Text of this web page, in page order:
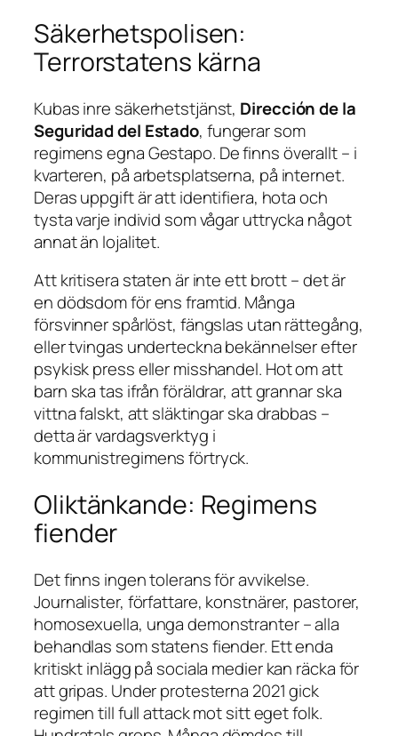
Säkerhetspolisen:
Terrorstatens kärna
Kubas inre säkerhetstjänst, Dirección de la
Seguridad del Estado, fungerar som
regimens egna Gestapo. De finns överallt – i
kvarteren, på arbetsplatserna, på internet.
Deras uppgift är att identifiera, hota och
tysta varje individ som vågar uttrycka något
annat än lojalitet.
Att kritisera staten är inte ett brott – det är
en dödsdom för ens framtid. Många
försvinner spårlöst, fängslas utan rättegång,
eller tvingas underteckna bekännelser efter
psykisk press eller misshandel. Hot om att
barn ska tas ifrån föräldrar, att grannar ska
vittna falskt, att släktingar ska drabbas –
detta är vardagsverktyg i
kommunistregimens förtryck.
Oliktänkande: Regimens
fiender
Det finns ingen tolerans för avvikelse.
Journalister, författare, konstnärer, pastorer,
homosexuella, unga demonstranter – alla
behandlas som statens fiender. Ett enda
kritiskt inlägg på sociala medier kan räcka för
att gripas. Under protesterna 2021 gick
regimen till full attack mot sitt eget folk.